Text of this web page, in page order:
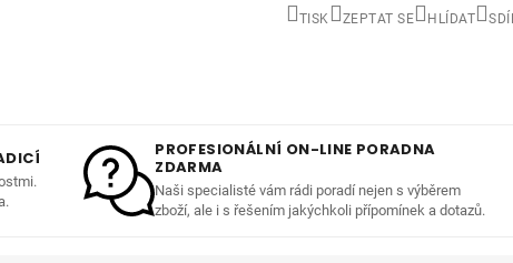
TISK ZEPTAT SE HLÍDAT
PROFESIONÁLNÍ ON-LINE PORADNA
ZDARMA
Naši specialisté vám rádi poradí nejen s výběrem
zboží, ale i s řešením jakýchkoli přípomínek a dotazů.